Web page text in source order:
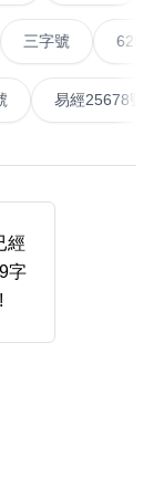
搜尋
無4字
號)
三字號 6288頭
吉星號 易經
經
字